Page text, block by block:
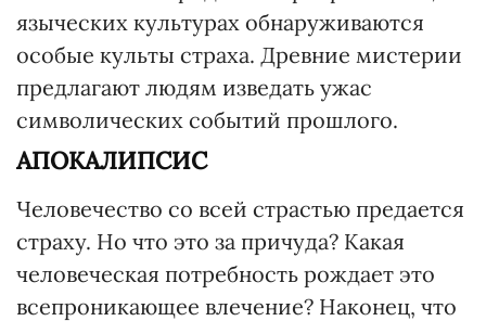
языческих культурах обнаруживаются
особые культы страха. Древние мистерии
предлагают людям изведать ужас
символических событий прошлого.
АПОКАЛИПСИС
Человечество со всей страстью предается
страху. Но что это за причуда? Какая
человеческая потребность рождает это
всепроникающее влечение? Наконец, что